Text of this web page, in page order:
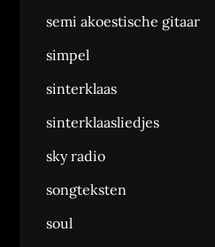
semi akoestische gitaar
simpel
sinterklaas
sinterklaasliedjes
sky radio
songteksten
soul